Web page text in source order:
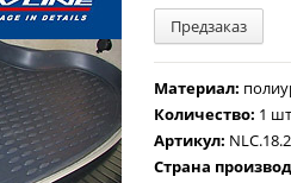
Предзаказ
Материал:
Количество: 1
Артикул:
Страна